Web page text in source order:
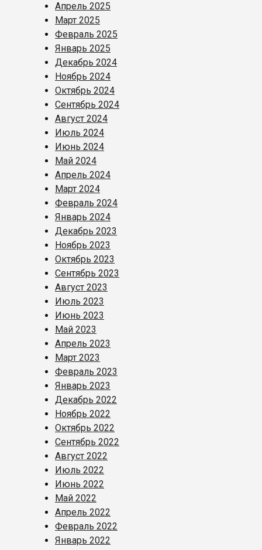
Апрель 2025
Март 2025
Февраль 2025
Январь 2025
Декабрь 2024
Ноябрь 2024
Октябрь 2024
Сентябрь 2024
Август 2024
Июль 2024
Июнь 2024
Май 2024
Апрель 2024
Март 2024
Февраль 2024
Январь 2024
Декабрь 2023
Ноябрь 2023
Октябрь 2023
Сентябрь 2023
Август 2023
Июль 2023
Июнь 2023
Май 2023
Апрель 2023
Март 2023
Февраль 2023
Январь 2023
Декабрь 2022
Ноябрь 2022
Октябрь 2022
Сентябрь 2022
Август 2022
Июль 2022
Июнь 2022
Май 2022
Апрель 2022
Февраль 2022
Январь 2022